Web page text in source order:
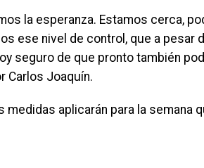
la esperanza. Estamos cerca,
ese nivel de control, que a pesar
seguro de que pronto también
Carlos Joaquín.
medidas aplicarán para la semana